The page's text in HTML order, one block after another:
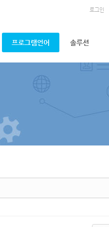
로그인
프로그램언어 솔루션